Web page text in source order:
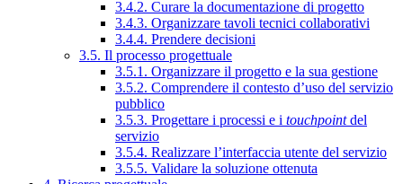
3.4.2. Curare la documentazione di progetto
3.4.3. Organizzare tavoli tecnici collaborativi
3.4.4. Prendere decisioni
3.5. Il processo progettuale
3.5.1. Organizzare il progetto e la sua gestione
3.5.2. Comprendere il contesto d’uso del servizio
pubblico
3.5.3. Progettare i processi e i touchpointdel
servizio
3.5.4. Realizzare l’interfaccia utente del servizio
3.5.5. Validare la soluzione ottenuta